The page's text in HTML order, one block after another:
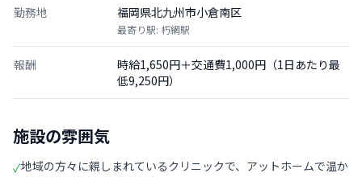
勤務地 福岡県北九州市小倉南区
最寄り駅: 朽網駅
報酬
時給1,650円＋交通費1,000円（1日あたり最
低9,250円）
施設の雰囲気
✓地域の方々に親しまれているクリニックで、アットホームで温か